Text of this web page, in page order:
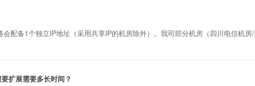
配备1个独立IP地址（采用共享IP的机房除外）。我司部分机房（四川电信机
扩展需要多长时间？